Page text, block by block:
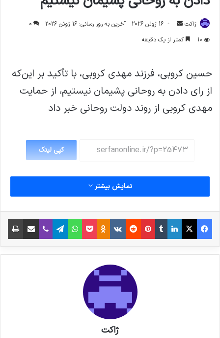
ژاکت
ارسال
ایمیل
16 ژوئن 2026 آخرین به روز رسانی: 16 ژوئن 2026
0
10
کمتر از یک دقیقه
حسین کروبی، فرزند مهدی کروبی، با تأکید بر این‌که
از رای دادن‌ به روحانی پشیمان نیستیم، از حمایت
مهدی کروبی از روند دولت روحانی خبر داد
کپی لینک
نمایش بیشتر
فیس بوک X لینکدین
‫تامبلر‫پین‌ترست
‫رددیت‫VKontakte
‫Odnoklassniki
پاکتواتس آپ تلگراموایبر اشتراک گذاری از طریق ایمیل
ژاکت